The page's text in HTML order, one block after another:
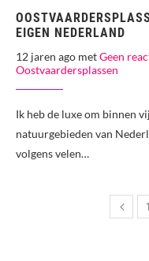
EIGEN NEDERLAND
12 jaren ago metGeen
Oostvaardersplassen
Ik heb de luxe om binnen
natuurgebieden van
volgens velen…
1